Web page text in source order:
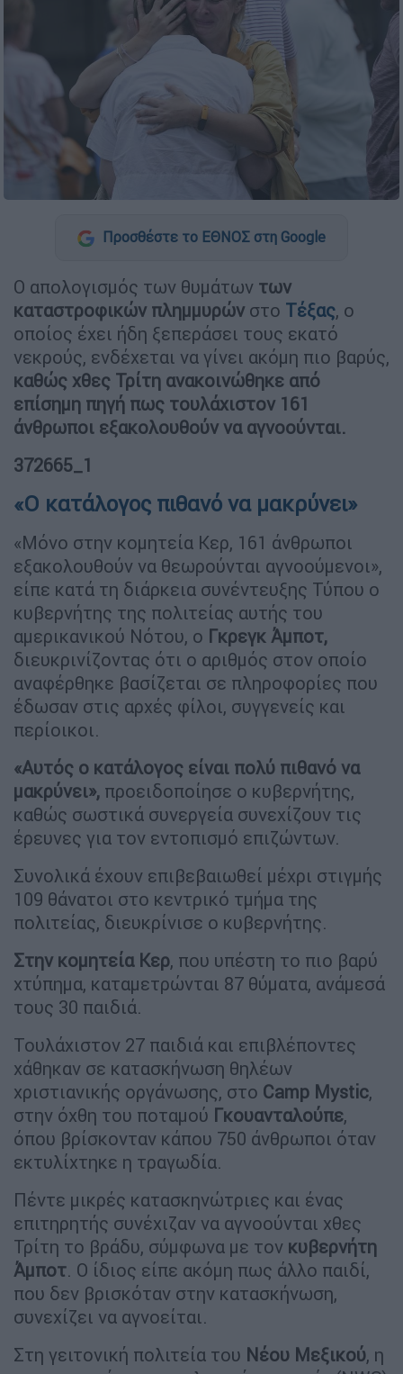
Προσθέστε το ΕΘΝΟΣ στη Google
Ο απολογισμός των θυμάτων των
καταστροφικών πλημμυρών στο Τέξας, ο
οποίος έχει ήδη ξεπεράσει τους εκατό
νεκρούς, ενδέχεται να γίνει ακόμη πιο βαρύς,
καθώς χθες Τρίτη ανακοινώθηκε από
επίσημη πηγή πως τουλάχιστον 161
άνθρωποι εξακολουθούν να αγνοούνται.
372665_1
«Ο κατάλογος πιθανό να μακρύνει»
«Μόνο στην κομητεία Κερ, 161 άνθρωποι
εξακολουθούν να θεωρούνται αγνοούμενοι»,
είπε κατά τη διάρκεια συνέντευξης Τύπου ο
κυβερνήτης της πολιτείας αυτής του
αμερικανικού Νότου, ο Γκρεγκ Άμποτ,
διευκρινίζοντας ότι ο αριθμός στον οποίο
αναφέρθηκε βασίζεται σε πληροφορίες που
έδωσαν στις αρχές φίλοι, συγγενείς και
περίοικοι.
«Αυτός ο κατάλογος είναι πολύ πιθανό να
μακρύνει», προειδοποίησε ο κυβερνήτης,
καθώς σωστικά συνεργεία συνεχίζουν τις
έρευνες για τον εντοπισμό επιζώντων.
Συνολικά έχουν επιβεβαιωθεί μέχρι στιγμής
109 θάνατοι στο κεντρικό τμήμα της
πολιτείας, διευκρίνισε ο κυβερνήτης.
Στην κομητεία Κερ, που υπέστη το πιο βαρύ
χτύπημα, καταμετρώνται 87 θύματα, ανάμεσά
τους 30 παιδιά.
Τουλάχιστον 27 παιδιά και επιβλέποντες
χάθηκαν σε κατασκήνωση θηλέων
χριστιανικής οργάνωσης, στο Camp Mystic,
στην όχθη του ποταμού Γκουανταλούπε,
όπου βρίσκονταν κάπου 750 άνθρωποι όταν
εκτυλίχτηκε η τραγωδία.
Πέντε μικρές κατασκηνώτριες και ένας
επιτηρητής συνέχιζαν να αγνοούνται χθες
Τρίτη το βράδυ, σύμφωνα με τον κυβερνήτη
Άμποτ. Ο ίδιος είπε ακόμη πως άλλο παιδί,
που δεν βρισκόταν στην κατασκήνωση,
συνεχίζει να αγνοείται.
Στη γειτονική πολιτεία του Νέου Μεξικού, η